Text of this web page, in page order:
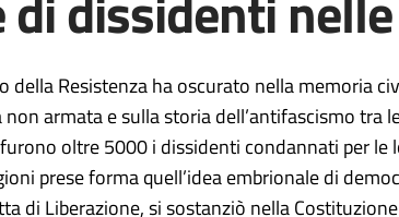
della Resistenza ha oscurato nella memoria
armata e sulla storia dell’antifascismo tra
oltre 5000 i dissidenti condannati per le
prese forma quell’idea embrionale di
di Liberazione, si sostanziò nella